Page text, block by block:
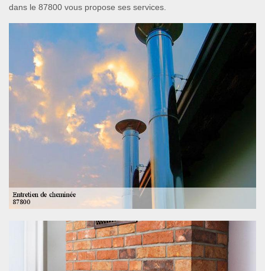
dans le 87800 vous propose ses services.